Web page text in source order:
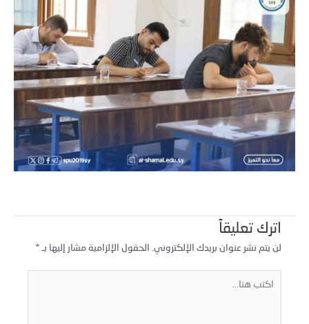
اترك تعليقاً
لن يتم نشر عنوان بريدك الإلكتروني. الحقول الإلزامية مشار إليها بـ